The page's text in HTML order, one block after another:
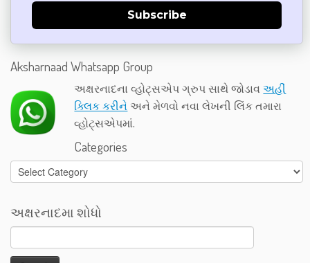
Subscribe
Aksharnaad Whatsapp Group
અક્ષરનાદના વ્હોટ્સએપ ગ્રુપ સાથે જોડાવઅહીં
ક્લિક કરીને અને મેળવો નવા લેખની લિંક તમારા
વ્હોટ્સએપમાં.
Categories
Categories
અક્ષરનાદમા શોધો